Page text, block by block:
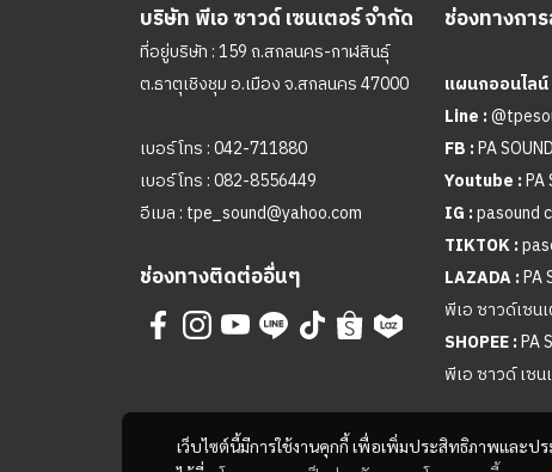
เว็บไซต์นี้มีการใช้งานคุกกี้ เพื่อเพิ่มประสิทธิภาพและป
บริษัท พีเอ ซาวด์ เซนเตอร์ จำกัด
ที่อยู่บริษัท : 159 ถ.สกลนคร-กาฬสินธุ์
ต.ธาตุเชิงชุม อ.เมือง จ.สกลนคร 47000
เบอร์โทร :042-711880
เบอร์โทร :082-8556449
อีเมล : tpe_sound@yahoo.com
ช่องทางติดต่ออื่นๆ
ช่องทางกา
แผนกออนไลน์
Line :
FB :PA
Youtube :PA
IG :pasound
TIKTOK :
LAZADA :PA
พีเอ ซาวด์เซน
SHOPEE :PA
พีเอ ซาวด์ เซน